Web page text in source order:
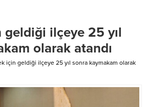
geldiği ilçeye 25 yıl
olarak atandı
için geldiği ilçeye 25 yıl sonra kaymakam olarak